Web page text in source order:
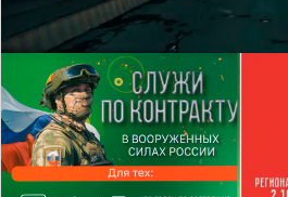
Сотрудникам
Новости
Документы
Мы в СМИ